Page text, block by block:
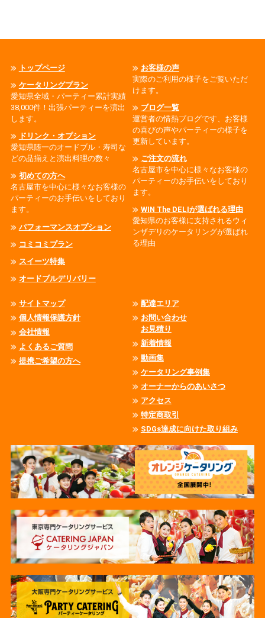
トップページ
ケータリングプラン
愛知県全域・パーティー累計実績
38,000件！出張パーティーを演出
します。
ドリンク・オプション
愛知県随一のオードブル・寿司な
どの品揃えと演出料理の数々
初めての方へ
名古屋市を中心に様々なお客様の
パーティーのお手伝いをしており
ます。
パフォーマンスオプション
コミコミプラン
スイーツ特集
オードブルデリバリー
お客様の声
実際のご利用の様子をご覧いただ
けます。
ブログ一覧
運営者の情熱ブログです、お客様
の喜びの声やパーティーの様子を
更新しています。
ご注文の流れ
名古屋市を中心に様々なお客様の
パーティーのお手伝いをしており
ます。
WIN The DELIが選ばれる理由
愛知県のお客様に支持されるウィ
ンザデリのケータリングが選ばれ
る理由
サイトマップ
個人情報保護方針
会社情報
よくあるご質問
提携ご希望の方へ
配達エリア
お問い合わせ
お見積り
新着情報
動画集
ケータリング事例集
オーナーからのあいさつ
アクセス
特定商取引
SDGs達成に向けた取り組み